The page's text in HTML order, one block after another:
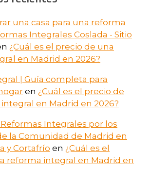
una casa para una reforma
Integrales Coslada - Sitio
¿Cuál es el precio de una
en Madrid en 2026?
| Guía completa para
en ¿Cuál es el precio de
en Madrid en 2026?
Integrales por los
la Comunidad de Madrid en
y Cortafrío en ¿Cuál es el
reforma integral en Madrid en